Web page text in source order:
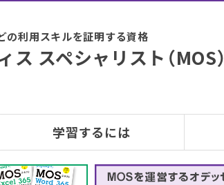
利用スキルを証明する資格
スペシャリスト（MOS）
学習するには